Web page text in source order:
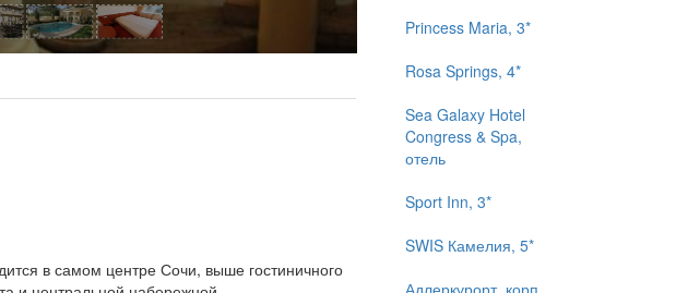
в самом центре Сочи, выше гостиничного
Princess Maria, 3*
Rosa Springs, 4*
Sea Galaxy Hotel
Congress & Spa,
отель
Sport Inn, 3*
SWIS Камелия, 5*
Адлеркурорт, корп.